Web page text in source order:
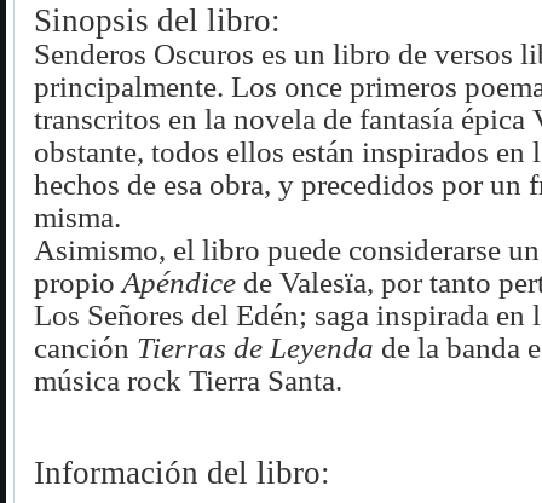
Sinopsis del libro:
Senderos Oscuros es un libro de versos
principalmente. Los once primeros
transcritos en la novela de fantasía épica
obstante, todos ellos están inspirados en
hechos de esa obra, y precedidos por un
misma.
Asimismo, el libro puede considerarse un
propio Apéndice de Valesïa, por tanto
Los Señores del Edén; saga inspirada en
canción Tierras de Leyenda de la banda
música rock Tierra Santa.
Información del libro: